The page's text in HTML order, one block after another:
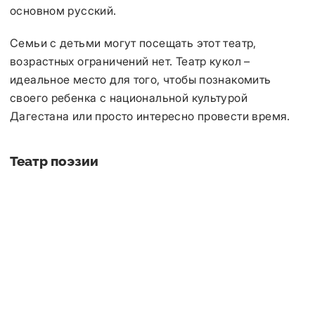
основном русский.
Семьи с детьми могут посещать этот театр,
возрастных ограничений нет. Театр кукол –
идеальное место для того, чтобы познакомить
своего ребенка с национальной культурой
Дагестана или просто интересно провести время.
Театр поэзии